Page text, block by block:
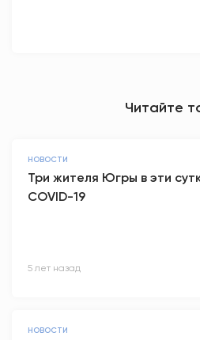
Читайте
НОВОСТИ
Три жителя Югры в эти
COVID-19
5 лет назад
НОВОСТИ